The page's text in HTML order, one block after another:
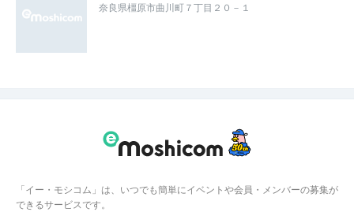
奈良県橿原市曲川町７丁目２０－１
「イー・モシコム」は、いつでも簡単にイベントや会員・メンバーの募集が
できるサービスです。